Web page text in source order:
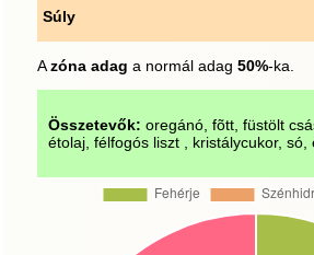
Súly
Azóna adag a normál adag 50%-ka.
Összetevők: oregánó, fõtt, füstölt
étolaj, félfogós liszt , kristálycukor, só,